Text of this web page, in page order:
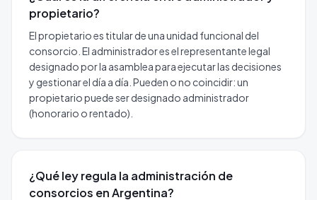
propietario?
El propietario es titular de una unidad funcional del
consorcio. El administrador es el representante legal
designado por la asamblea para ejecutar las decisiones
y gestionar el día a día. Pueden o no coincidir: un
propietario puede ser designado administrador
(honorario o rentado).
¿Qué ley regula la administración de
consorcios en Argentina?